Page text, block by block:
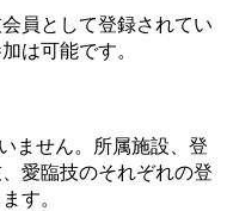
員として登録されてい
は可能です。
ません。所属施設、登
愛臨技のそれぞれの登
す。